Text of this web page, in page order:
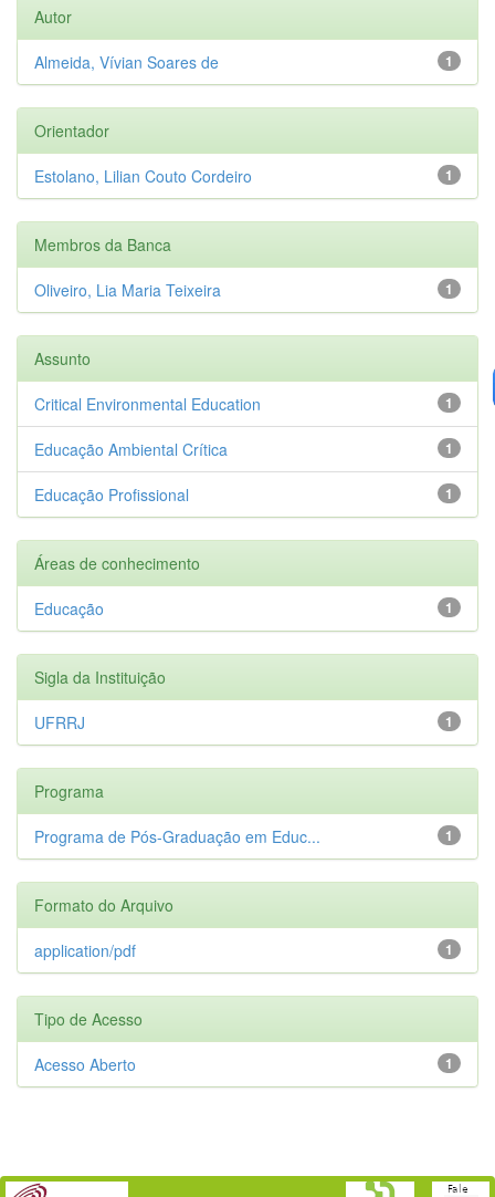
Autor
1
Almeida, Vívian Soares de
Orientador
1
Estolano, Lilian Couto Cordeiro
Membros da Banca
1
Oliveiro, Lia Maria Teixeira
Assunto
1
Critical Environmental Education
1
Educação Ambiental Crítica
1
Educação Profissional
Áreas de conhecimento
1
Educação
Sigla da Instituição
1
UFRRJ
Programa
1
Programa de Pós-Graduação em Educ...
Formato do Arquivo
1
application/pdf
Tipo de Acesso
1
Acesso Aberto